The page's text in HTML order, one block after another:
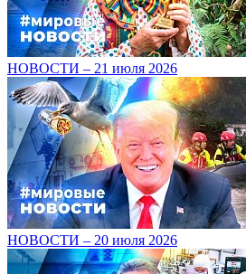
НОВОСТИ – 21 июля 2026
НОВОСТИ – 20 июля 2026